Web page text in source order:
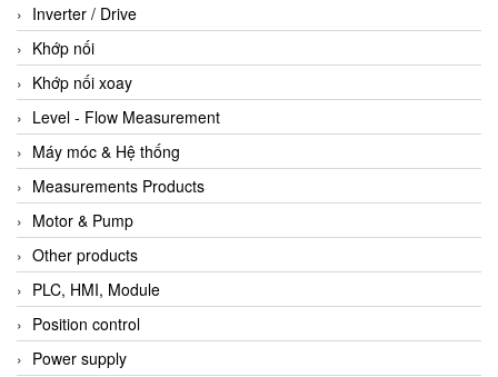
Inverter / Drive
Khớp nối
Khớp nối xoay
Level - Flow Measurement
Máy móc & Hệ thống
Measurements Products
Motor & Pump
Other products
PLC, HMI, Module
Position control
Power supply